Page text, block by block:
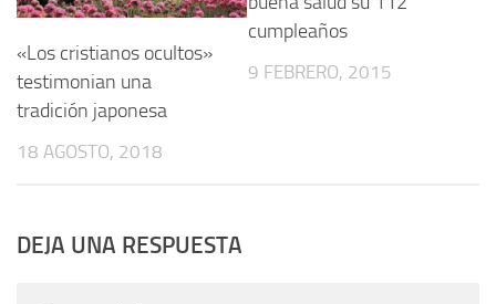
«Los cristianos ocultos»
testimonian una
tradición japonesa
18 AGOSTO, 2018
cumpleaños
9 FEBRERO, 2015
DEJA UNA RESPUESTA